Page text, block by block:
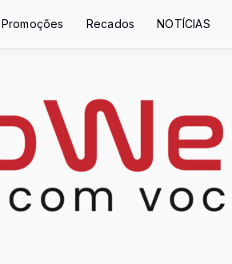
Promoções Recados NOTÍCIAS